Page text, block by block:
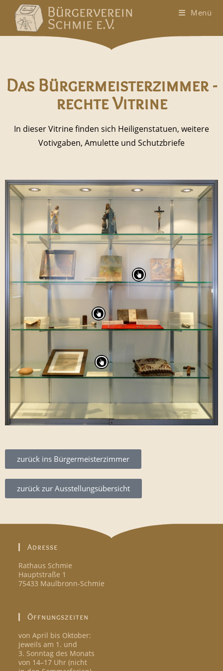
Menü
Das Bürgermeisterzimmer -
rechte Vitrine
In dieser Vitrine finden sich Heiligenstatuen, weitere
Votivgaben, Amulette und Schutzbriefe
zurück ins Bürgermeisterzimmer
zurück zur Ausstellungsübersicht
Adresse
Rathaus Schmie
Hauptstraße 1
75433 Maulbronn-Schmie
Öffnungszeiten
von April bis Oktober:
jeweils am 1. und
3. Sonntag des Monats
von 14–17 Uhr (nicht